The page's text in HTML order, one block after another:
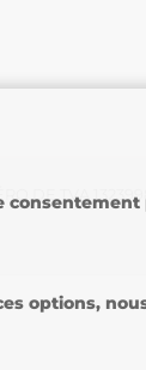
DE TVA
consentement
options,